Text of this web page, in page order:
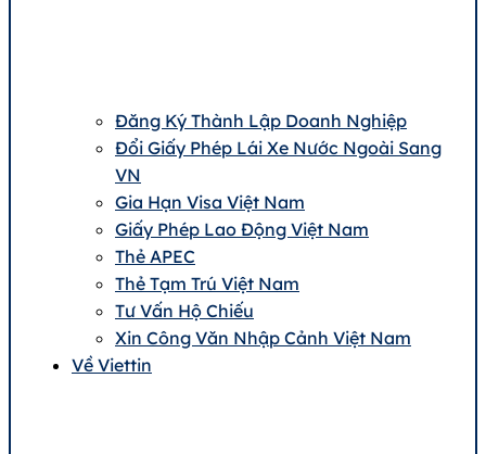
Đăng Ký Thành Lập Doanh Nghiệp
Đổi Giấy Phép Lái Xe Nước Ngoài Sang
VN
Gia Hạn Visa Việt Nam
Giấy Phép Lao Động Việt Nam
Thẻ APEC
Thẻ Tạm Trú Việt Nam
Tư Vấn Hộ Chiếu
Xin Công Văn Nhập Cảnh Việt Nam
Về Viettin